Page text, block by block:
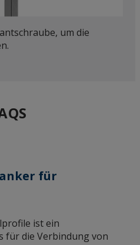
um die
für
ist ein
für die Verbindung von